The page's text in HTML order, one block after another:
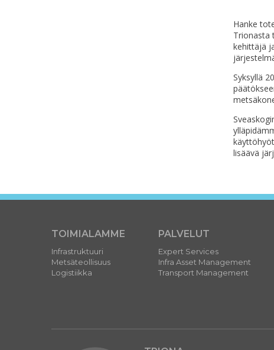
Hanke
Trionasta
kehittäjä
Syksyllä
lisäävä
TOIMIALAMME
Infrastruktuuri
Metsäteollisuus
Logistiikka
PALVELUT
Expert Services
Infra Asset Management
Transport Management